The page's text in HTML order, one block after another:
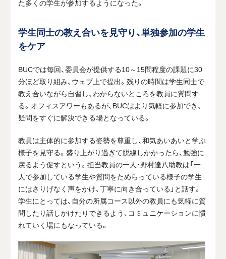
た多くの学生が参加するようになった。
学生同士の教え合いを見守り、単独参加の学生
をケア
BUCでは毎回、委員会が提供する10～15問程度の課題に30
分ほど取り組み、ウェブ上で提出。残りの時間は学生同士で
教え合いながら自習し、わからないところを教員に質問す
る。オフィスアワーもあるが、BUCはより気軽に参加でき、
疑問をすぐに解決できる場となっている。
教員は主体的に参加する姿勢を尊重し、和気あいあいと学ぶ
様子を見守る。盛り上がり過ぎて脱線しかかったら、勉強に
戻るよう促すという。担当教員の一人・野村達八助教は「一
人で参加している学生や質問をためらっている様子の学生
にはさりげなく声をかけ、丁寧に向き合っている」と話す。
学生にとっては、自分の所属コース以外の教員にも気軽に質
問したり話しかけたりできるよう、コミュニケーションに慣
れていく場にもなっている。